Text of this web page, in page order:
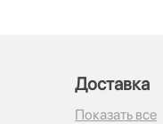
Доставка
Показать все